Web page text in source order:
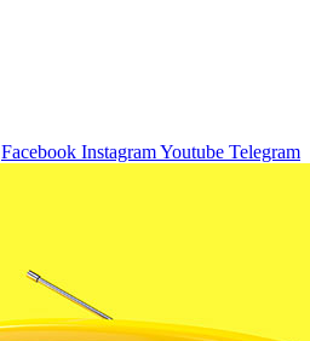
Facebook InstagramYoutube Telegram